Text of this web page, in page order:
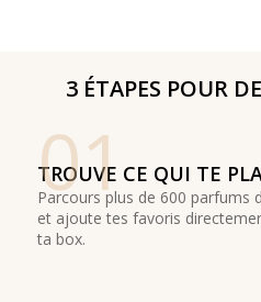
3 ÉTAPES POUR
01
TROUVE CE QUI TE
Parcours plus de 600 parfums
et ajoute tes favoris
ta box.